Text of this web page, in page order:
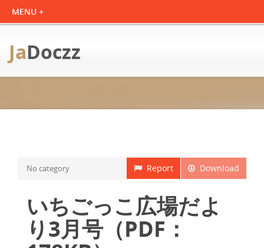
JaDoczz
Download
Report
No category
いちごっこ広場だよ
り3月号（PDF：